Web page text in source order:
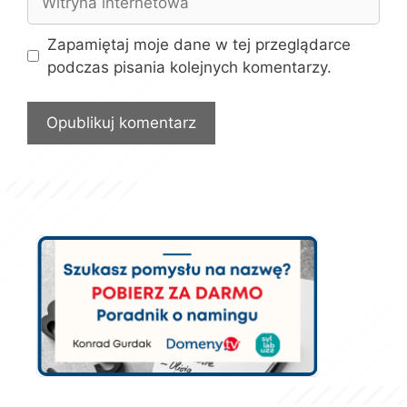
internetowa
Zapamiętaj moje dane w tej przeglądarce
podczas pisania kolejnych komentarzy.